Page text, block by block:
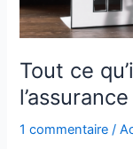
Tout ce
1 commentaire /